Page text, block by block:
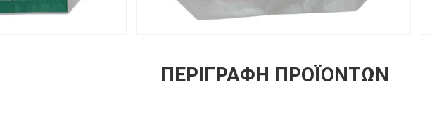
ΠΕΡΙΓΡΑΦΉ ΠΡΟΪΌΝΤΩΝ